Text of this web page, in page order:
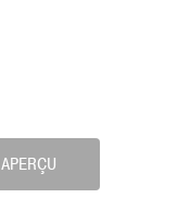
APERÇU